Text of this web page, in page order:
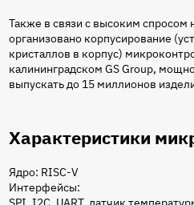
Также в связи с высоким спросом
организовано корпусирование
кристаллов в корпус)
калининградском GS Group,
выпускать до 15 миллионов
Характеристики
Ядро: RISC-V
Интерфейсы: